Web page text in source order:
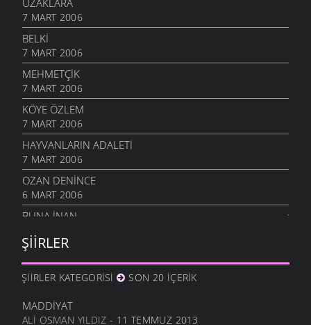
UZAKLARA
7 MART 2006
BELKI
7 MART 2006
MEHMETÇIK
7 MART 2006
KÖYE ÖZLEM
7 MART 2006
HAYVANLARIN ADALETI
7 MART 2006
OZAN DENINCE
6 MART 2006
BUNA İNAN
NASIL OLUR
6 MART 2006
İHTIYAR İNSAN
6 MART 2006
ŞIIRLER
ŞIIRLER KATEGORISI SON 20 İÇERIK
MADDIYAT
ALI OSMAN YILDIZ - 11 TEMMUZ 2013